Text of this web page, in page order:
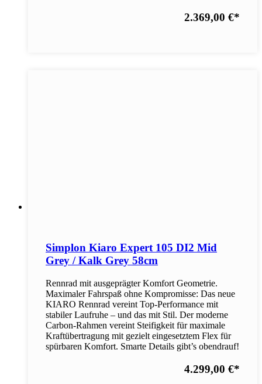
2.369,00 €*
Simplon Kiaro Expert 105 DI2 Mid
Grey / Kalk Grey 58cm
Rennrad mit ausgeprägter Komfort Geometrie.
Maximaler Fahrspaß ohne Kompromisse: Das neue
KIARO Rennrad vereint Top-Performance mit
stabiler Laufruhe – und das mit Stil. Der moderne
Carbon-Rahmen vereint Steifigkeit für maximale
Kraftübertragung mit gezielt eingesetztem Flex für
spürbaren Komfort. Smarte Details gibt’s obendrauf!
4.299,00 €*